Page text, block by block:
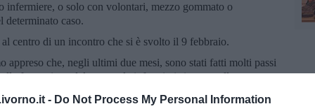
- Do Not Process My Personal Information
infermiere, o solo con volontari, mezzo gommato o
determinato caso.
centro di un incontro che si è svolto il 9 febbraio.
appreso che, negli ultimi due mesi, sono stati fatti molti passi
formazione del personale infermieristico ma, allo stesso
minimi per attivare le nuove centrali:manca, infatti, la